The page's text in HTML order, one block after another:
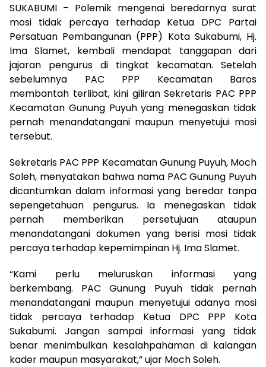
SUKABUMI – Polemik mengenai beredarnya surat
mosi tidak percaya terhadap Ketua DPC Partai
Persatuan Pembangunan (PPP) Kota Sukabumi, Hj.
Ima Slamet, kembali mendapat tanggapan dari
jajaran pengurus di tingkat kecamatan. Setelah
sebelumnya PAC PPP Kecamatan Baros
membantah terlibat, kini giliran Sekretaris PAC PPP
Kecamatan Gunung Puyuh yang menegaskan tidak
pernah menandatangani maupun menyetujui mosi
tersebut.
Sekretaris PAC PPP Kecamatan Gunung Puyuh, Moch
Soleh, menyatakan bahwa nama PAC Gunung Puyuh
dicantumkan dalam informasi yang beredar tanpa
sepengetahuan pengurus. Ia menegaskan tidak
pernah memberikan persetujuan ataupun
menandatangani dokumen yang berisi mosi tidak
percaya terhadap kepemimpinan Hj. Ima Slamet.
“Kami perlu meluruskan informasi yang
berkembang. PAC Gunung Puyuh tidak pernah
menandatangani maupun menyetujui adanya mosi
tidak percaya terhadap Ketua DPC PPP Kota
Sukabumi. Jangan sampai informasi yang tidak
benar menimbulkan kesalahpahaman di kalangan
kader maupun masyarakat,” ujar Moch Soleh.